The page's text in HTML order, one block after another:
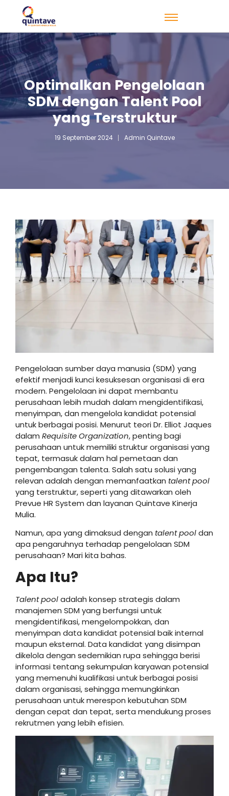
Optimalkan Pengelolaan
SDM dengan Talent Pool
yang Terstruktur
19 September 2024 Admin Quintave
Pengelolaan sumber daya manusia (SDM) yang
efektif menjadi kunci kesuksesan organisasi di era
modern. Pengelolaan ini dapat membantu
perusahaan lebih mudah dalam mengidentifikasi,
menyimpan, dan mengelola kandidat potensial
untuk berbagai posisi. Menurut teori Dr. Elliot Jaques
dalam Requisite Organization, penting bagi
perusahaan untuk memiliki struktur organisasi yang
tepat, termasuk dalam hal pemetaan dan
pengembangan talenta. Salah satu solusi yang
relevan adalah dengan memanfaatkan talent pool
yang terstruktur, seperti yang ditawarkan oleh
Prevue HR System dan layanan Quintave Kinerja
Mulia.
Namun, apa yang dimaksud dengan talent pooldan
apa pengaruhnya terhadap pengelolaan SDM
perusahaan? Mari kita bahas.
Apa Itu?
Talent pooladalah konsep strategis dalam
manajemen SDM yang berfungsi untuk
mengidentifikasi, mengelompokkan, dan
menyimpan data kandidat potensial baik internal
maupun eksternal. Data kandidat yang disimpan
dikelola dengan sedemikian rupa sehingga berisi
informasi tentang sekumpulan karyawan potensial
yang memenuhi kualifikasi untuk berbagai posisi
dalam organisasi, sehingga memungkinkan
perusahaan untuk merespon kebutuhan SDM
dengan cepat dan tepat, serta mendukung proses
rekrutmen yang lebih efisien.